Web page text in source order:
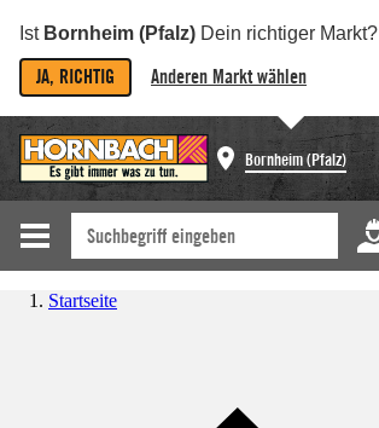
Ist Bornheim (Pfalz) Dein richtiger Markt?
JA, RICHTIG Anderen Markt wählen
Bornheim (Pfalz)
Startseite